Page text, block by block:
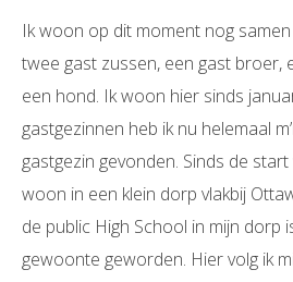
Ik woon op dit moment nog
twee gast zussen, een gast broer,
een hond. Ik woon hier sinds
gastgezinnen heb ik nu helemaal
gastgezin gevonden. Sinds de
woon in een klein dorp vlakbij
de public High School in mijn dorp
gewoonte geworden. Hier volg ik